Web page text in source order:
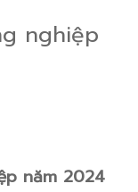
nghiệp
năm 2024